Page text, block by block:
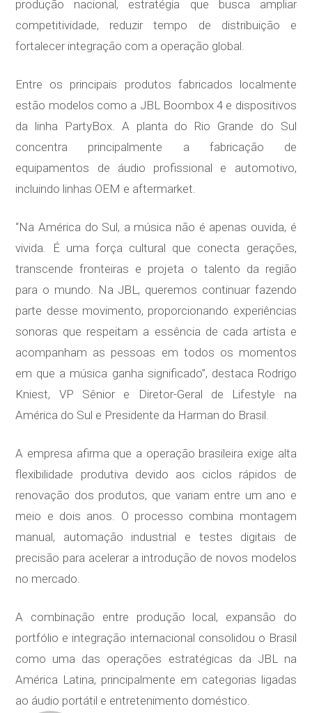
produção nacional, estratégia que busca ampliar
competitividade, reduzir tempo de distribuição e
fortalecer integração com a operação global.
Entre os principais produtos fabricados localmente
estão modelos como a JBL Boombox 4 e dispositivos
da linha PartyBox. A planta do Rio Grande do Sul
concentra principalmente a fabricação de
equipamentos de áudio profissional e automotivo,
incluindo linhas OEM e aftermarket.
“Na América do Sul, a música não é apenas ouvida, é
vivida. É uma força cultural que conecta gerações,
transcende fronteiras e projeta o talento da região
para o mundo. Na JBL, queremos continuar fazendo
parte desse movimento, proporcionando experiências
sonoras que respeitam a essência de cada artista e
acompanham as pessoas em todos os momentos
em que a música ganha significado”, destaca Rodrigo
Kniest, VP Sênior e Diretor-Geral de Lifestyle na
América do Sul e Presidente da Harman do Brasil.
A empresa afirma que a operação brasileira exige alta
flexibilidade produtiva devido aos ciclos rápidos de
renovação dos produtos, que variam entre um ano e
meio e dois anos. O processo combina montagem
manual, automação industrial e testes digitais de
precisão para acelerar a introdução de novos modelos
no mercado.
A combinação entre produção local, expansão do
portfólio e integração internacional consolidou o Brasil
como uma das operações estratégicas da JBL na
América Latina, principalmente em categorias ligadas
ao áudio portátil e entretenimento doméstico.